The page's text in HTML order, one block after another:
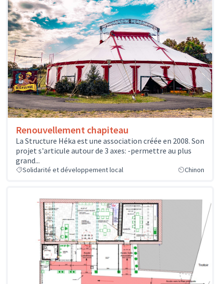
Renouvellement chapiteau
La Structure Héka est une association créée en 2008. Son
projet s'articule autour de 3 axes: -permettre au plus
grand...
Solidarité et développement local Chinon